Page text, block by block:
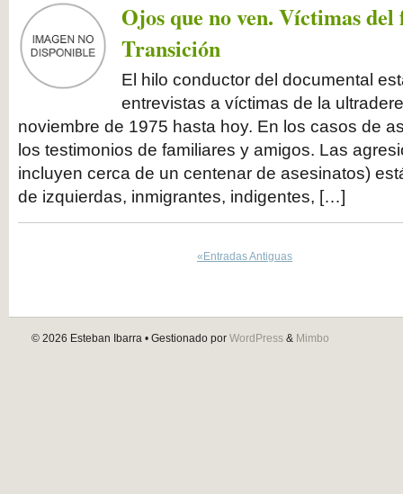
Ojos que no ven. Víctimas del
Transición
El hilo conductor del documental
entrevistas a víctimas de la
noviembre de 1975 hasta hoy. En los casos de
los testimonios de familiares y amigos. Las
incluyen cerca de un centenar de asesinatos)
de izquierdas, inmigrantes, indigentes, […]
«Entradas Antiguas
© 2026 Esteban Ibarra • Gestionado por WordPress & Mimbo